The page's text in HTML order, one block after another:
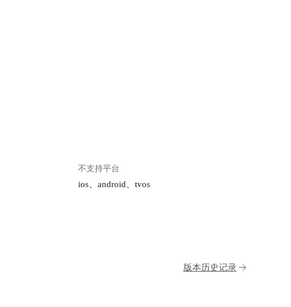
不支持平台
ios、android、tvos
版本历史记录